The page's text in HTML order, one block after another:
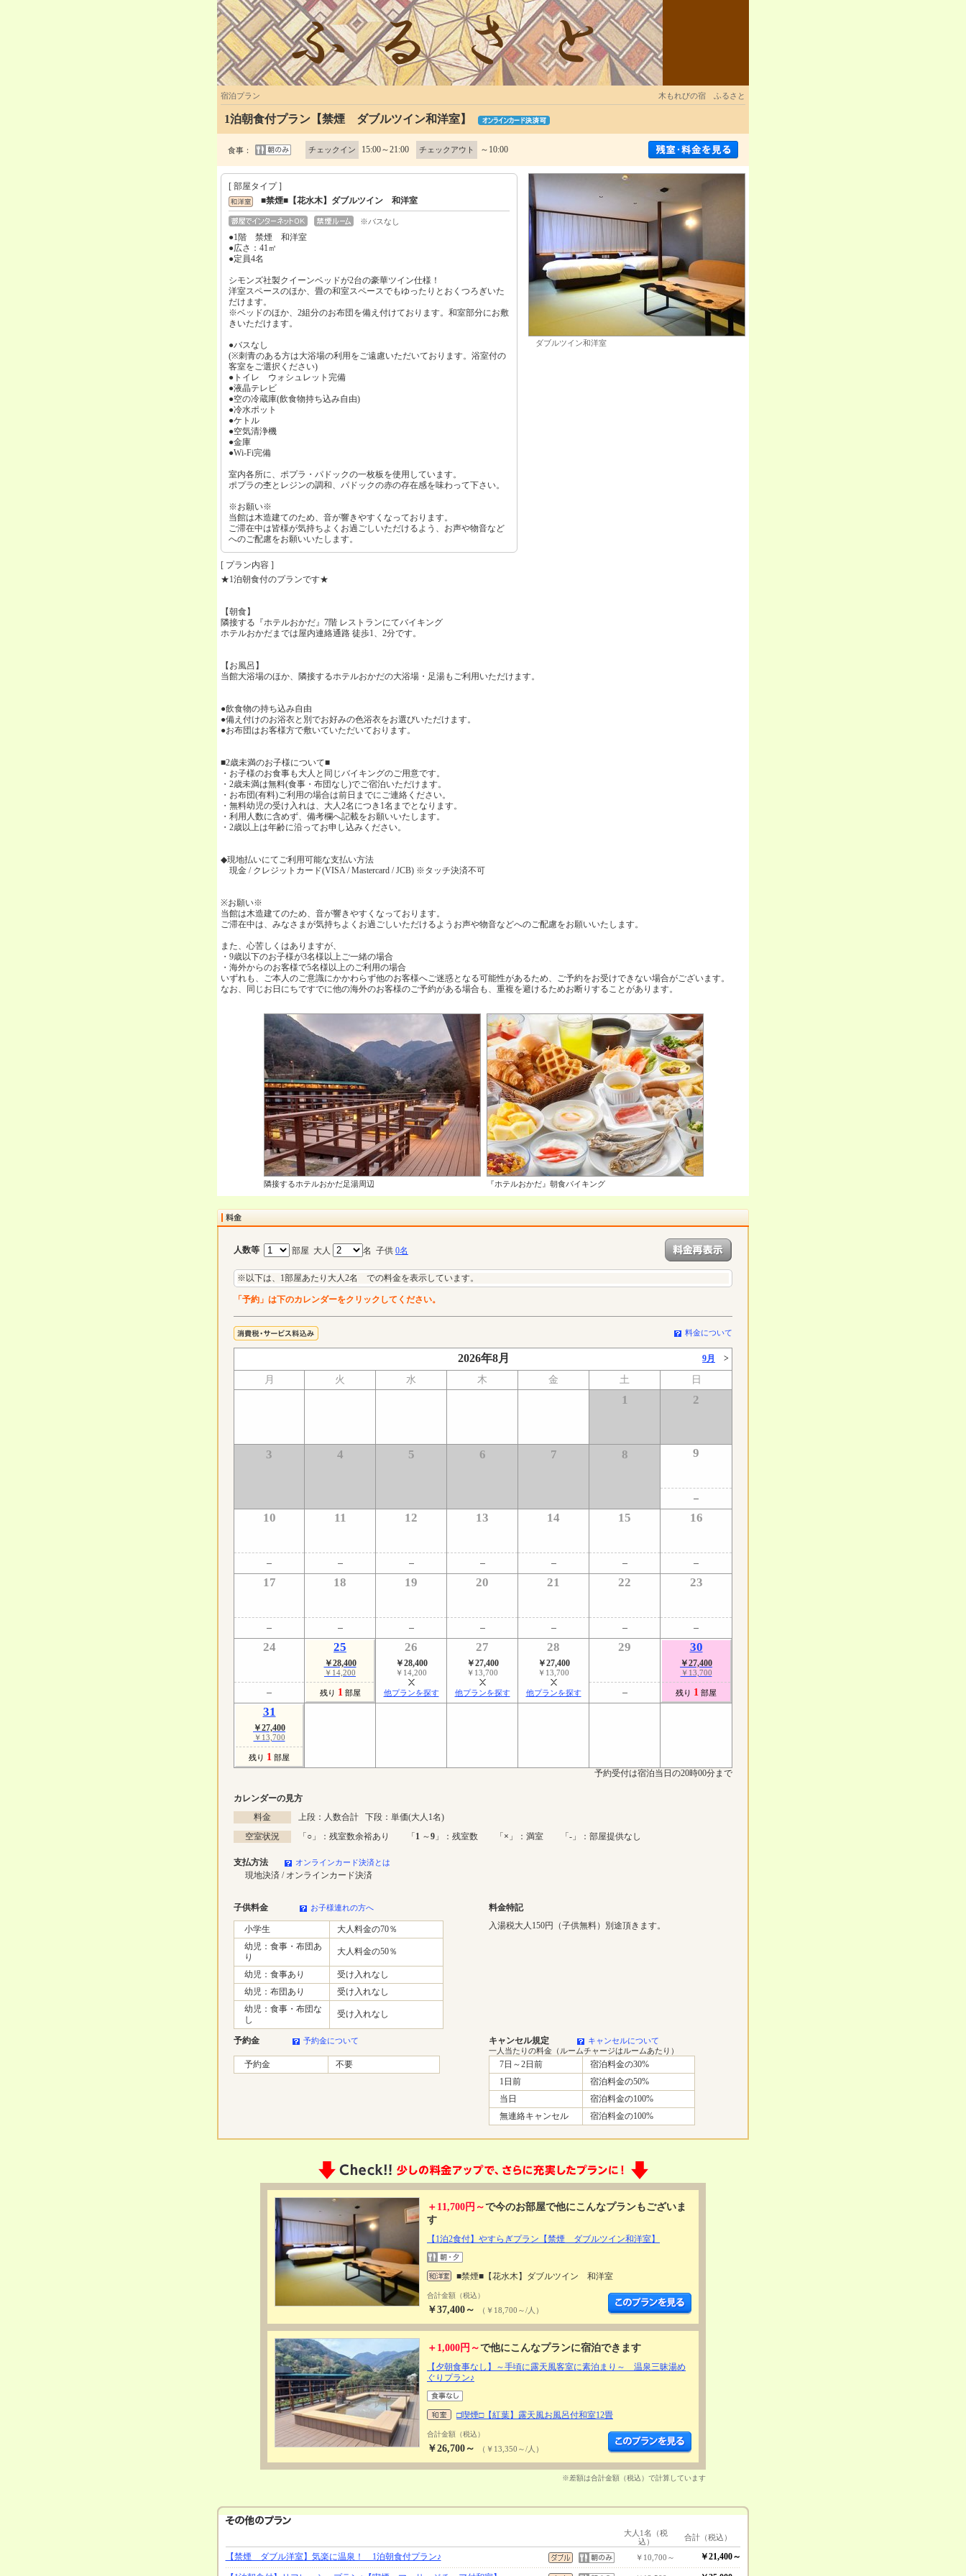
宿泊プラン 木もれびの宿 ふるさと
1泊朝食付プラン【禁煙 ダブルツイン和洋室】
食事： チェックイン 15:00～21:00 チェックアウト ～10:00
[ 部屋タイプ ]
■禁煙■【花水木】ダブルツイン 和洋室
※バスなし
●1階 禁煙 和洋室
●広さ：41㎡
●定員4名
シモンズ社製クイーンベッドが2台の豪華ツイン仕様！
洋室スペースのほか、畳の和室スペースでもゆったりとおくつろぎいた
だけます。
※ベッドのほか、2組分のお布団を備え付けております。和室部分にお敷
きいただけます。
●バスなし
(※刺青のある方は大浴場の利用をご遠慮いただいております。浴室付の
客室をご選択ください)
●トイレ ウォシュレット完備
●液晶テレビ
●空の冷蔵庫(飲食物持ち込み自由)
●冷水ポット
●ケトル
●空気清浄機
●金庫
●Wi-Fi完備
室内各所に、ポプラ・パドックの一枚板を使用しています。
ポプラの杢とレジンの調和、パドックの赤の存在感を味わって下さい。
※お願い※
当館は木造建てのため、音が響きやすくなっております。
ご滞在中は皆様が気持ちよくお過ごしいただけるよう、お声や物音など
へのご配慮をお願いいたします。
ダブルツイン和洋室
[ プラン内容 ]
★1泊朝食付のプランです★
【朝食】
隣接する『ホテルおかだ』7階 レストランにてバイキング
ホテルおかだまでは屋内連絡通路 徒歩1、2分です。
【お風呂】
当館大浴場のほか、隣接するホテルおかだの大浴場・足湯もご利用いただけます。
●飲食物の持ち込み自由
●備え付けのお浴衣と別でお好みの色浴衣をお選びいただけます。
●お布団はお客様方で敷いていただいております。
■2歳未満のお子様について■
・お子様のお食事も大人と同じバイキングのご用意です。
・2歳未満は無料(食事・布団なし)でご宿泊いただけます。
・お布団(有料)ご利用の場合は前日までにご連絡ください。
・無料幼児の受け入れは、大人2名につき1名までとなります。
・利用人数に含めず、備考欄へ記載をお願いいたします。
・2歳以上は年齢に沿ってお申し込みください。
◆現地払いにてご利用可能な支払い方法
現金 / クレジットカード(VISA / Mastercard / JCB) ※タッチ決済不可
※お願い※
当館は木造建てのため、音が響きやすくなっております。
ご滞在中は、みなさまが気持ちよくお過ごしいただけるようお声や物音などへのご配慮をお願いいたします。
また、心苦しくはありますが、
・9歳以下のお子様が3名様以上ご一緒の場合
・海外からのお客様で5名様以上のご利用の場合
いずれも、ご本人のご意識にかかわらず他のお客様へご迷惑となる可能性があるため、ご予約をお受けできない場合がございます。
なお、同じお日にちですでに他の海外のお客様のご予約がある場合も、重複を避けるためお断りすることがあります。
隣接するホテルおかだ足湯周辺 『ホテルおかだ』朝食バイキング
人数等 部屋 大人 名 子供 0名
※以下は、1部屋あたり大人2名 での料金を表示しています。
「予約」は下のカレンダーをクリックしてください。
料金について
2026年8月 9月 >
月 火 水 木 金 土 日
1 2
3 4 5 6 7 8 9
10 11 12 13 14 15 16
17 18 19 20 21 22 23
24 25
￥28,400
￥14,200
残り 1 部屋
26
￥28,400
￥14,200
他プランを探す
27
￥27,400
￥13,700
他プランを探す
28
￥27,400
￥13,700
他プランを探す
29 30
￥27,400
￥13,700
残り 1 部屋
31
￥27,400
￥13,700
残り 1 部屋
予約受付は宿泊当日の20時00分まで
カレンダーの見方
料金
上段：人数合計 下段：単価(大人1名)
空室状況
「○ 」：残室数余裕あり 「1 ～9 」：残室数 「× 」：満室 「-」：部屋提供なし
支払方法 オンラインカード決済とは
現地決済 / オンラインカード決済
子供料金 お子様連れの方へ 料金特記
小学生
大人料金の70％
幼児：食事・布団あ
り
大人料金の50％
幼児：食事あり
受け入れなし
幼児：布団あり
受け入れなし
幼児：食事・布団な
し
受け入れなし
入湯税大人150円（子供無料）別途頂きます。
予約金 予約金について キャンセル規定
キャンセルについて
一人当たりの料金（ルームチャージはルームあたり）
予約金 不要 7日～2日前
宿泊料金の30%
1日前
宿泊料金の50%
当日
宿泊料金の100%
無連絡キャンセル
宿泊料金の100%
＋11,700円～で今のお部屋で他にこんなプランもございま
す
【1泊2食付】やすらぎプラン【禁煙 ダブルツイン和洋室】
■禁煙■【花水木】ダブルツイン 和洋室
合計金額（税込）
￥37,400～ （￥18,700～/人）
＋1,000円～で他にこんなプランに宿泊できます
【夕朝食事なし】～手頃に露天風客室に素泊まり～ 温泉三昧湯め
ぐりプラン♪
□喫煙□【紅葉】露天風お風呂付和室12畳
合計金額（税込）
￥26,700～ （￥13,350～/人）
※差額は合計金額（税込）で計算しています
大人1名（税
込）
合計（税込）
【禁煙 ダブル洋室】気楽に温泉！ 1泊朝食付プラン♪ ￥10,700～ ￥21,400～